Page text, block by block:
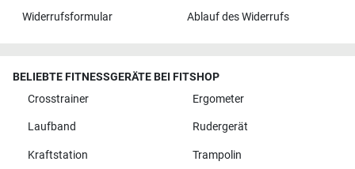
Widerrufsformular Ablauf des Widerrufs
BELIEBTE FITNESSGERÄTE BEI FITSHOP
Crosstrainer
Ergometer
Laufband Rudergerät
Kraftstation Trampolin